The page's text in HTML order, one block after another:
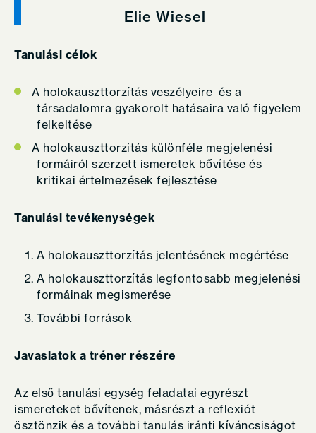
Elie Wiesel
Tanulási célok
A holokauszttorzítás veszélyeire és a
társadalomra gyakorolt hatásaira való figyelem
felkeltése
A holokauszttorzítás különféle megjelenési
formáiról szerzett ismeretek bővítése és
kritikai értelmezések fejlesztése
Tanulási tevékenységek
A holokauszttorzítás jelentésének megértése
A holokauszttorzítás legfontosabb megjelenési
formáinak megismerése
További források
Javaslatok a tréner részére
Az első tanulási egység feladatai egyrészt
ismereteket bővítenek, másrészt a reflexiót
ösztönzik és a további tanulás iránti kíváncsiságot